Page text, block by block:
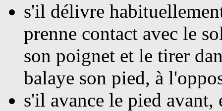
s'il délivre
prenne contact avec le
son poignet et le tirer
balaye son pied, à
s'il avance le pied avant,